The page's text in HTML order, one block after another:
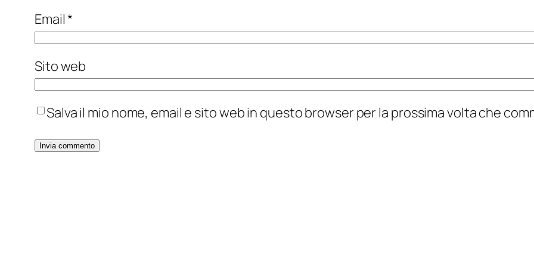
Email*
Sito web
Salva il mio nome, email e sito web in questo browser per la prossima volta che